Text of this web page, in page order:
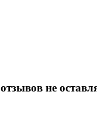
отзывов не